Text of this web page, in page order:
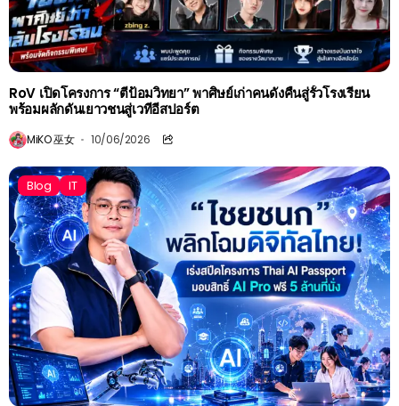
RoV เปิดโครงการ “ตีป้อมวิทยา” พาศิษย์เก่าคนดังคืนสู่รั้วโรงเรียน
พร้อมผลักดันเยาวชนสู่เวทีอีสปอร์ต
MiKO 巫女 10/06/2026
Blog IT